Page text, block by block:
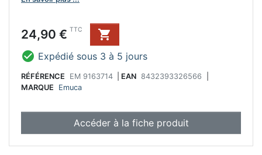
Prix
24,90 € TTC

 Expédié sous 3 à 5 jours
RÉFÉRENCE EM 9163714 EAN 8432393326566
MARQUE
Emuca
Accéder à la fiche produit